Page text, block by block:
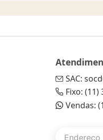
SAC:
Fixo: (11)
Vendas: